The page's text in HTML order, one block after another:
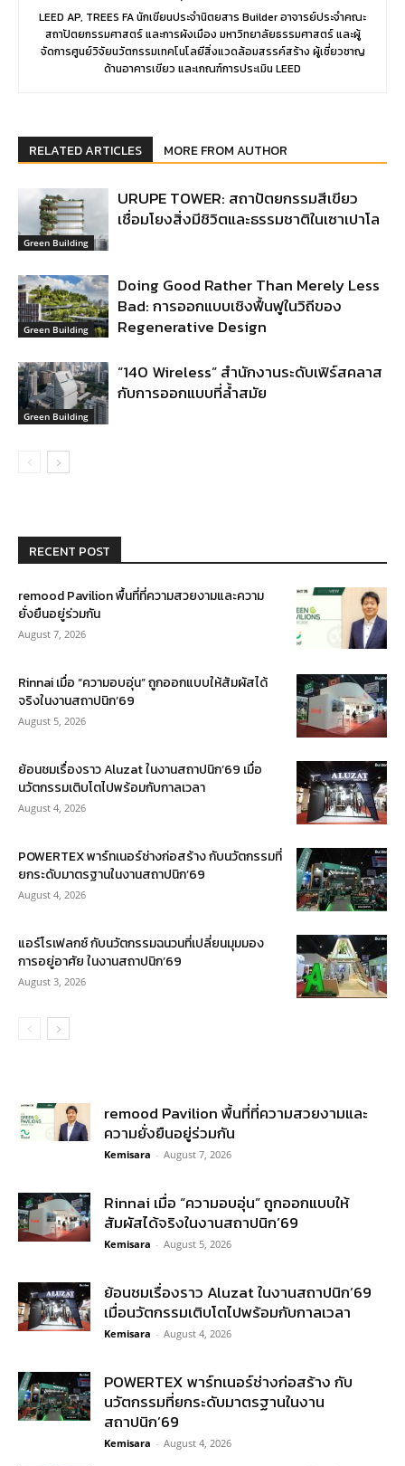
LEED AP, TREES FA นักเขียนประจำนิตยสาร Builder อาจารย์ประจำคณะ
สถาปัตยกรรมศาสตร์ และการผังเมือง มหาวิทยาลัยธรรมศาสตร์ และผู้
จัดการศูนย์วิจัยนวัตกรรมเทคโนโลยีสิ่งแวดล้อมสรรค์สร้าง ผู้เชี่ยวชาญ
ด้านอาคารเขียว และเกณฑ์การประเมิน LEED
RELATED ARTICLES MORE FROM AUTHOR
Green Building
URUPE TOWER: สถาปัตยกรรมสีเขียว
เชื่อมโยงสิ่งมีชิวิตและธรรมชาติในเซาเปาโล
Green Building
Doing Good Rather Than Merely Less
Bad: การออกแบบเชิงฟื้นฟูในวิถีของ
Regenerative Design
Green Building
“140 Wireless” สำนักงานระดับเฟิร์สคลาส
กับการออกแบบที่ล้ำสมัย
RECENT POST
remood Pavilion พื้นที่ที่ความสวยงามและความ
ยั่งยืนอยู่ร่วมกัน
August 7, 2026
Rinnai เมื่อ “ความอบอุ่น” ถูกออกแบบให้สัมผัสได้
จริงในงานสถาปนิก’69
August 5, 2026
ย้อนชมเรื่องราว Aluzat ในงานสถาปนิก’69 เมื่อ
นวัตกรรมเติบโตไปพร้อมกับกาลเวลา
August 4, 2026
POWERTEX พาร์ทเนอร์ช่างก่อสร้าง กับนวัตกรรมที่
ยกระดับมาตรฐานในงานสถาปนิก’69
August 4, 2026
แอร์โรเฟลกซ์ กับนวัตกรรมฉนวนที่เปลี่ยนมุมมอง
การอยู่อาศัย ในงานสถาปนิก’69
August 3, 2026
remood Pavilion พื้นที่ที่ความสวยงามและ
ความยั่งยืนอยู่ร่วมกัน
Kemisara - August 7, 2026
Rinnai เมื่อ “ความอบอุ่น” ถูกออกแบบให้
สัมผัสได้จริงในงานสถาปนิก’69
Kemisara - August 5, 2026
ย้อนชมเรื่องราว Aluzat ในงานสถาปนิก’69
เมื่อนวัตกรรมเติบโตไปพร้อมกับกาลเวลา
Kemisara - August 4, 2026
POWERTEX พาร์ทเนอร์ช่างก่อสร้าง กับ
นวัตกรรมที่ยกระดับมาตรฐานในงาน
สถาปนิก’69
Kemisara - August 4, 2026